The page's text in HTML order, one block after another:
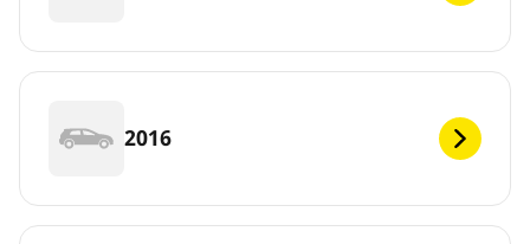
2016